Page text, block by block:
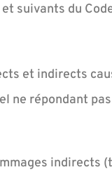
suivants du
et indirects
ne répondant
indirects